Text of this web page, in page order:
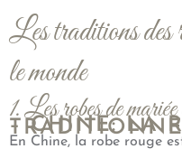
Les traditions des
le monde
1. Les robes de
– CHINE: LA
En Chine, la robe rouge